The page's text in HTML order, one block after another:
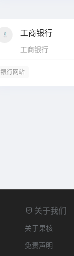
工商银行
工商银行
银行网站
关于我们
关于果核
免责声明